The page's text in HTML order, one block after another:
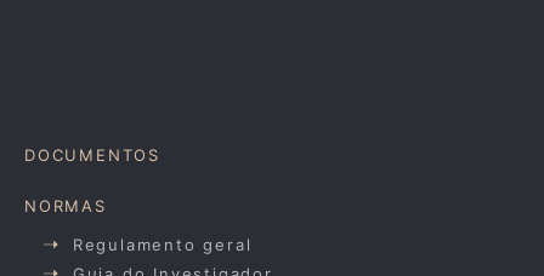
DOCUMENTOS
NORMAS
Regulamento geral